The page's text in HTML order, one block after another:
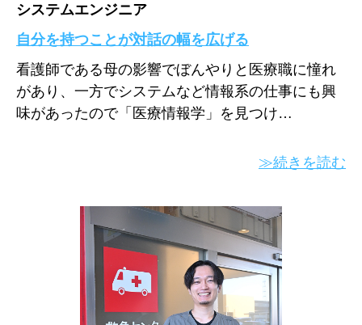
システムエンジニア
自分を持つことが対話の幅を広げる
看護師である母の影響でぼんやりと医療職に憧れ
があり、一方でシステムなど情報系の仕事にも興
味があったので「医療情報学」を見つけ…
≫続きを読む